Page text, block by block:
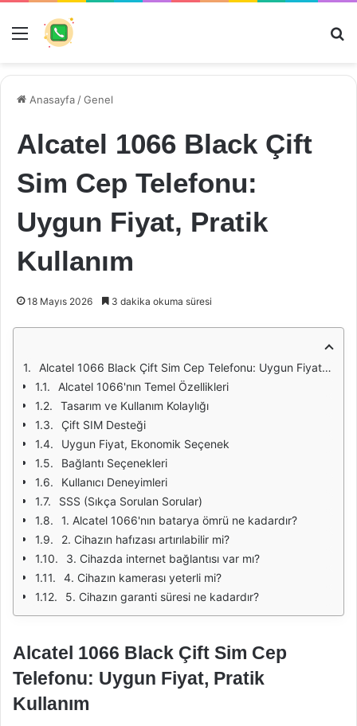
Menü
Anasayfa /Genel
Alcatel 1066 Black Çift
Sim Cep Telefonu:
Uygun Fiyat, Pratik
Kullanım
18 Mayıs 2026 3 dakika okuma süresi
Alcatel 1066 Black Çift Sim Cep Telefonu: Uygun Fiyat, Pratik Kullanım
Alcatel 1066'nın Temel Özellikleri
Tasarım ve Kullanım Kolaylığı
Çift SIM Desteği
Uygun Fiyat, Ekonomik Seçenek
Bağlantı Seçenekleri
Kullanıcı Deneyimleri
SSS (Sıkça Sorulan Sorular)
1. Alcatel 1066'nın batarya ömrü ne kadardır?
2. Cihazın hafızası artırılabilir mi?
3. Cihazda internet bağlantısı var mı?
4. Cihazın kamerası yeterli mi?
5. Cihazın garanti süresi ne kadardır?
Alcatel 1066 Black Çift Sim Cep
Telefonu: Uygun Fiyat, Pratik
Kullanım